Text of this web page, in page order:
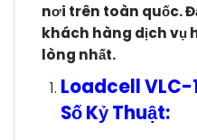
nơi trên toàn quốc.
khách hàng dịch vụ
lòng nhất.
Loadcell VLC-
Số Kỷ Thuật: